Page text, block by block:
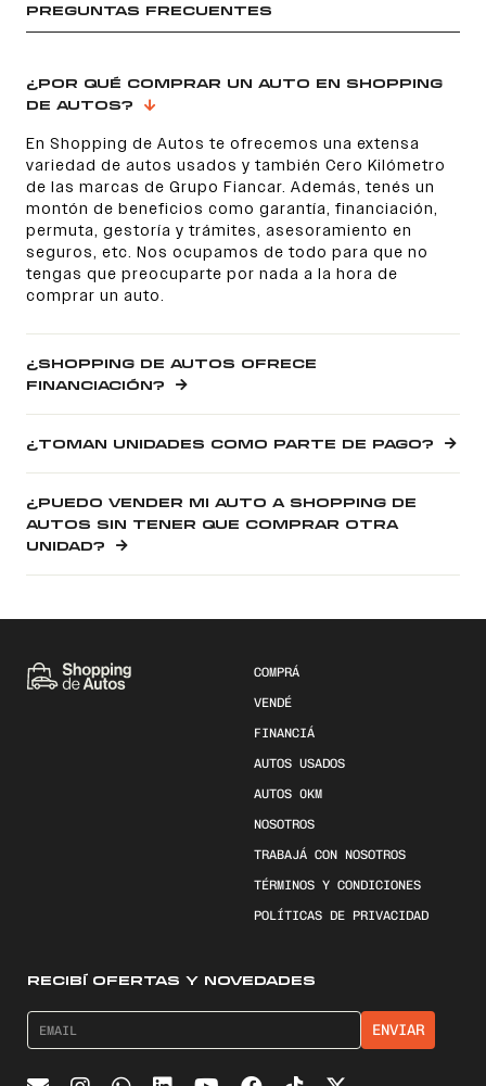
PREGUNTAS FRECUENTES
¿POR QUÉ COMPRAR UN AUTO EN SHOPPING
DE AUTOS?
En Shopping de Autos te ofrecemos una extensa
variedad de autos usados y también Cero Kilómetro
de las marcas de Grupo Fiancar. Además, tenés un
montón de beneficios como garantía, financiación,
permuta, gestoría y trámites, asesoramiento en
seguros, etc. Nos ocupamos de todo para que no
tengas que preocuparte por nada a la hora de
comprar un auto.
¿SHOPPING DE AUTOS OFRECE
FINANCIACIÓN?
¿TOMAN UNIDADES COMO PARTE DE PAGO?
¿PUEDO VENDER MI AUTO A SHOPPING DE
AUTOS SIN TENER QUE COMPRAR OTRA
UNIDAD?
COMPRÁ
VENDÉ
FINANCIÁ
AUTOS USADOS
AUTOS 0KM
NOSOTROS
TRABAJÁ CON NOSOTROS
TÉRMINOS Y CONDICIONES
POLÍTICAS DE PRIVACIDAD
RECIBÍ OFERTAS Y NOVEDADES